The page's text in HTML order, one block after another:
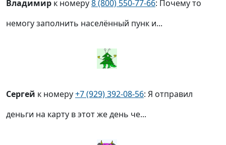
Владимир к номеру8 (800) 550-77-66: Почему то
немогу заполнить населённый пунк и...
Сергей к номеру+7 (929) 392-08-56: Я отправил
деньги на карту в этот же день че...